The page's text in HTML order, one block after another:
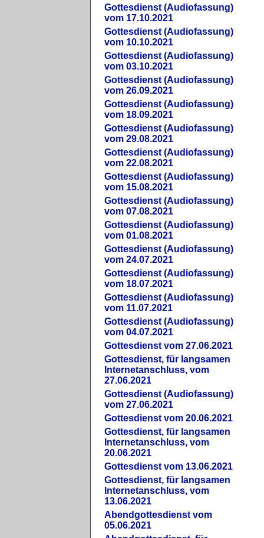
Gottesdienst (Audiofassung)
vom 17.10.2021
Gottesdienst (Audiofassung)
vom 10.10.2021
Gottesdienst (Audiofassung)
vom 03.10.2021
Gottesdienst (Audiofassung)
vom 26.09.2021
Gottesdienst (Audiofassung)
vom 18.09.2021
Gottesdienst (Audiofassung)
vom 29.08.2021
Gottesdienst (Audiofassung)
vom 22.08.2021
Gottesdienst (Audiofassung)
vom 15.08.2021
Gottesdienst (Audiofassung)
vom 07.08.2021
Gottesdienst (Audiofassung)
vom 01.08.2021
Gottesdienst (Audiofassung)
vom 24.07.2021
Gottesdienst (Audiofassung)
vom 18.07.2021
Gottesdienst (Audiofassung)
vom 11.07.2021
Gottesdienst (Audiofassung)
vom 04.07.2021
Gottesdienst vom 27.06.2021
Gottesdienst, für langsamen
Internetanschluss, vom
27.06.2021
Gottesdienst (Audiofassung)
vom 27.06.2021
Gottesdienst vom 20.06.2021
Gottesdienst, für langsamen
Internetanschluss, vom
20.06.2021
Gottesdienst vom 13.06.2021
Gottesdienst, für langsamen
Internetanschluss, vom
13.06.2021
Abendgottesdienst vom
05.06.2021